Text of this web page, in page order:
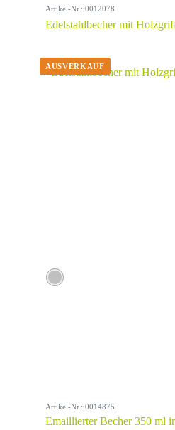
Artikel-Nr.: 0012078
Edelstahlbecher mit
Artikel-Nr.: 0014875
Emaillierter Becher 350 ml